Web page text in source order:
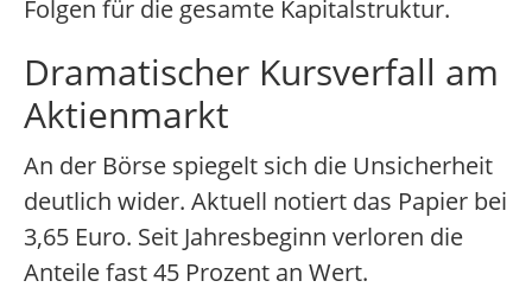
Folgen für die gesamte Kapitalstruktur.
Dramatischer Kursverfall am
Aktienmarkt
An der Börse spiegelt sich die Unsicherheit
deutlich wider. Aktuell notiert das Papier bei
3,65 Euro. Seit Jahresbeginn verloren die
Anteile fast 45 Prozent an Wert.